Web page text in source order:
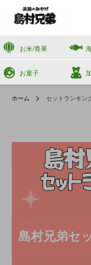
お米/青果
お菓子
ホーム セットランキン
島村兄弟セ